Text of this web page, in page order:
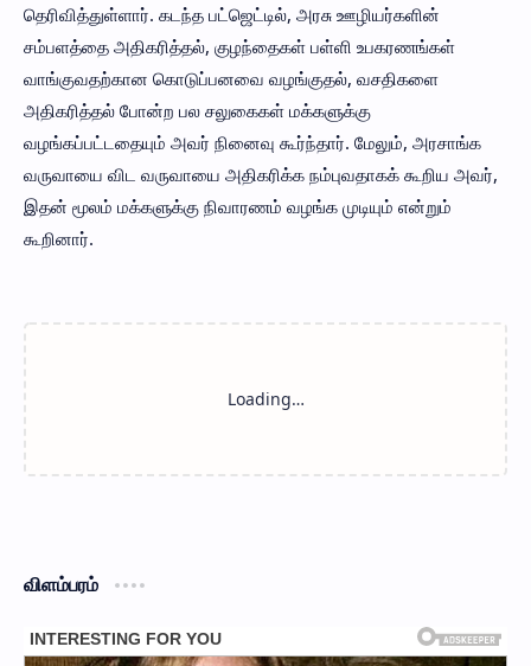
தெரிவித்துள்ளார். கடந்த பட்ஜெட்டில், அரசு ஊழியர்களின்
சம்பளத்தை அதிகரித்தல், குழந்தைகள் பள்ளி உபகரணங்கள்
வாங்குவதற்கான கொடுப்பனவை வழங்குதல், வசதிகளை
அதிகரித்தல் போன்ற பல சலுகைகள் மக்களுக்கு
வழங்கப்பட்டதையும் அவர் நினைவு கூர்ந்தார். மேலும், அரசாங்க
வருவாயை விட வருவாயை அதிகரிக்க நம்புவதாகக் கூறிய அவர்,
இதன் மூலம் மக்களுக்கு நிவாரணம் வழங்க முடியும் என்றும்
கூறினார்.
விளம்பரம்